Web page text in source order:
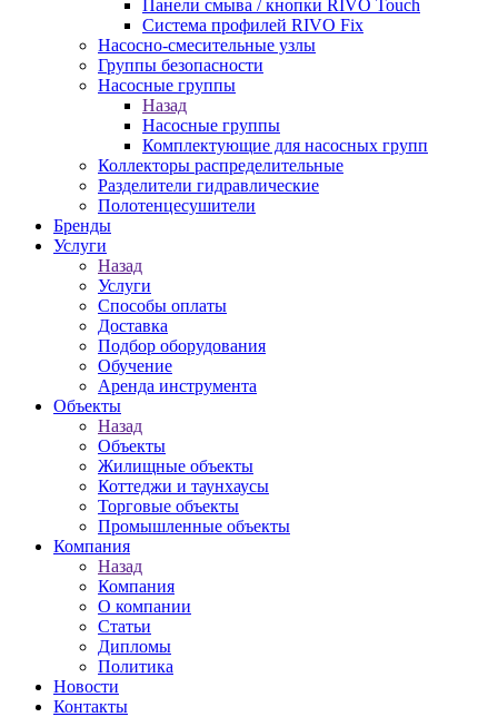
Панели смыва / кнопки RIVO Touch
Система профилей RIVO Fix
Насосно-смесительные узлы
Группы безопасности
Насосные группы
Назад
Насосные группы
Комплектующие для насосных групп
Коллекторы распределительные
Разделители гидравлические
Полотенцесушители
Бренды
Услуги
Назад
Услуги
Способы оплаты
Доставка
Подбор оборудования
Обучение
Аренда инструмента
Объекты
Назад
Объекты
Жилищные объекты
Коттеджи и таунхаусы
Торговые объекты
Промышленные объекты
Компания
Назад
Компания
О компании
Статьи
Дипломы
Политика
Новости
Контакты